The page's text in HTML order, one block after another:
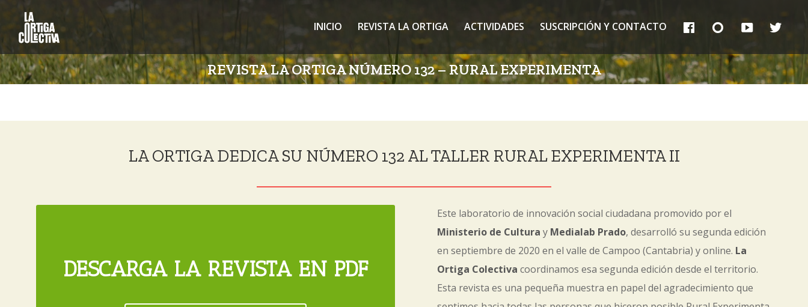
INICIO REVISTA LA ORTIGA ACTIVIDADES SUSCRIPCIÓN Y CONTACTO YT
REVISTA LA ORTIGA NÚMERO 132 – RURAL EXPERIMENTA
LA ORTIGA DEDICA SU NÚMERO 132 AL TALLER RURAL EXPERIMENTA II
DESCARGA LA REVISTA EN PDF
Este laboratorio de innovación social ciudadana promovido por el
Ministerio de Cultura y Medialab Prado, desarrolló su segunda edición
en septiembre de 2020 en el valle de Campoo (Cantabria) y online. La
Ortiga Colectiva coordinamos esa segunda edición desde el territorio.
Esta revista es una pequeña muestra en papel del agradecimiento que